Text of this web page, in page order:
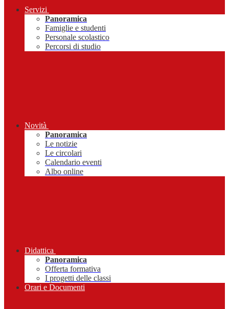
Servizi
Panoramica
Famiglie e studenti
Personale scolastico
Percorsi di studio
Novità
Panoramica
Le notizie
Le circolari
Calendario eventi
Albo online
Didattica
Panoramica
Offerta formativa
I progetti delle classi
Orari e Documenti